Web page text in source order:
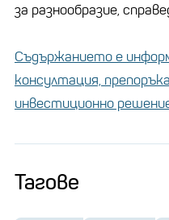
за разнообразие,
Съдържанието е
консултация,
инвестиционно
Тагове